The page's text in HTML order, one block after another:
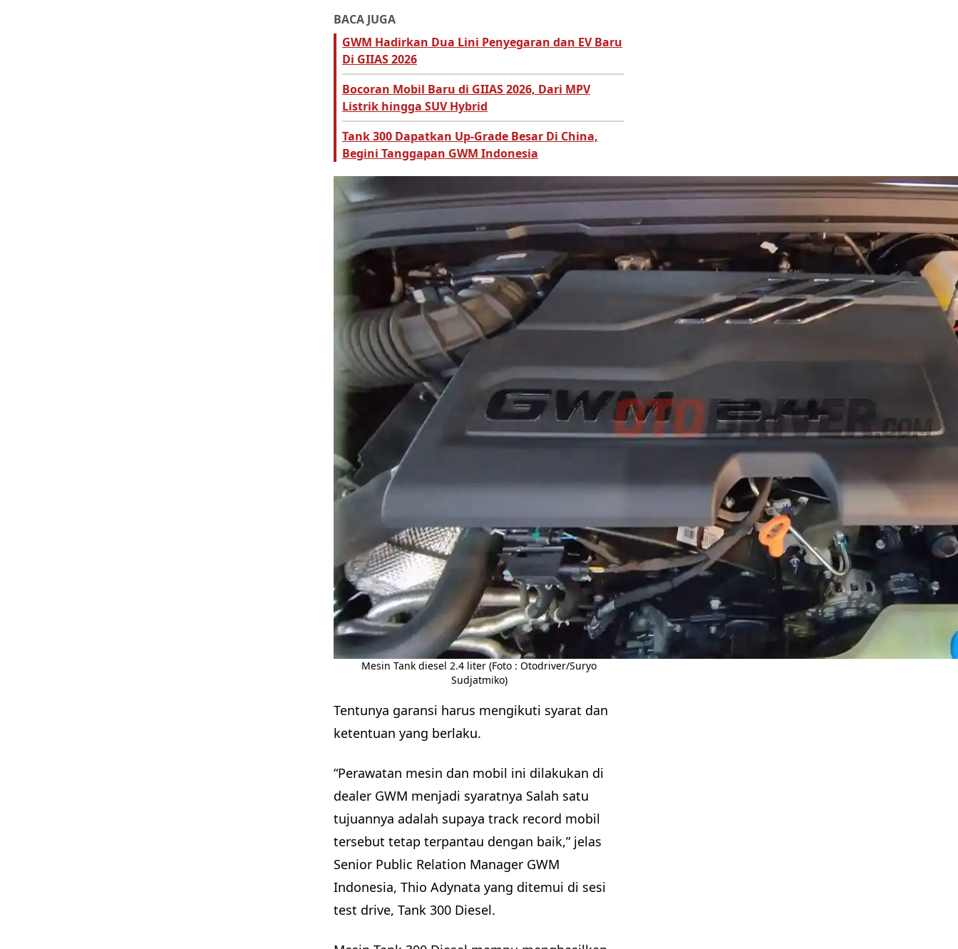
BACA JUGA
GWM Hadirkan Dua Lini Penyegaran dan EV Baru
Di GIIAS 2026
Bocoran Mobil Baru di GIIAS 2026, Dari MPV
Listrik hingga SUV Hybrid
Tank 300 Dapatkan Up-Grade Besar Di China,
Begini Tanggapan GWM Indonesia
Mesin Tank diesel 2.4 liter (Foto : Otodriver/Suryo
Sudjatmiko)
Tentunya garansi harus mengikuti syarat dan
ketentuan yang berlaku.
“Perawatan mesin dan mobil ini dilakukan di
dealer GWM menjadi syaratnya Salah satu
tujuannya adalah supaya track record mobil
tersebut tetap terpantau dengan baik,” jelas
Senior Public Relation Manager GWM
Indonesia, Thio Adynata yang ditemui di sesi
test drive, Tank 300 Diesel.